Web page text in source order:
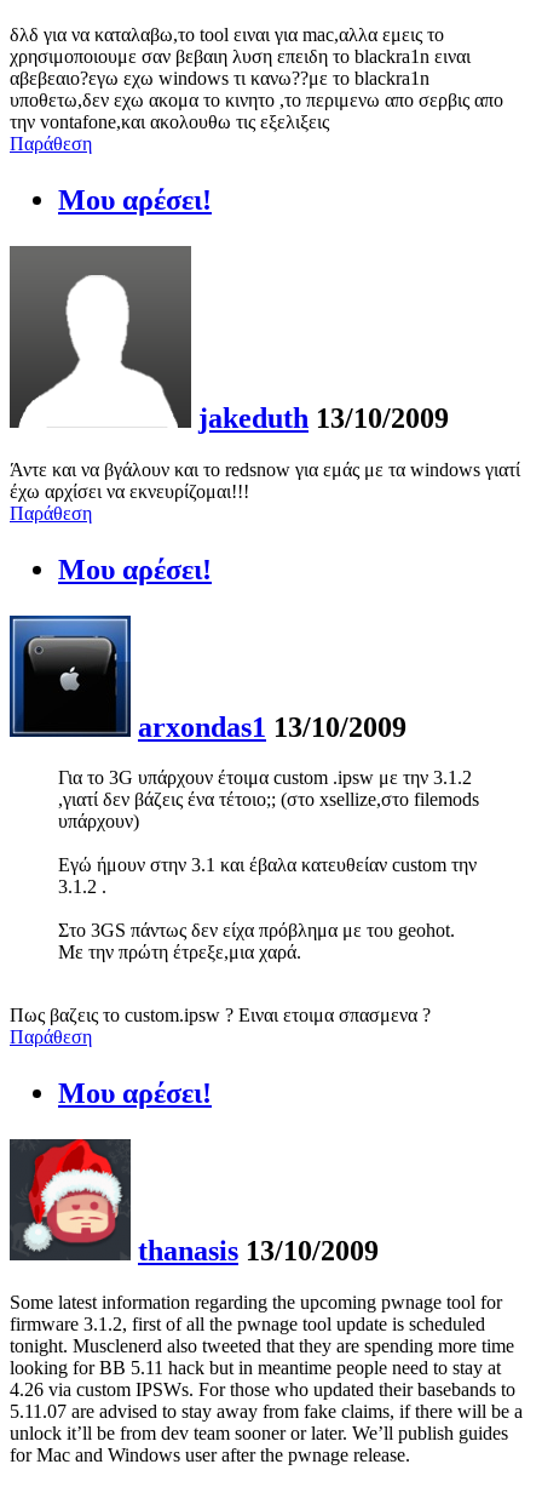
δλδ για να καταλαβω,το tool ειναι για mac,αλλα εμεις το
χρησιμοποιουμε σαν βεβαιη λυση επειδη το blackra1n ειναι
αβεβεαιο?εγω εχω windows τι κανω??με το blackra1n
υποθετω,δεν εχω ακομα το κινητο ,το περιμενω απο σερβις απο
την vontafone,και ακολουθω τις εξελιξεις
Παράθεση
Μου αρέσει!
jakeduth 13/10/2009
Άντε και να βγάλουν και το redsnow για εμάς με τα windows γιατί
έχω αρχίσει να εκνευρίζομαι!!!
Παράθεση
Μου αρέσει!
arxondas1 13/10/2009
Για το 3G υπάρχουν έτοιμα custom .ipsw με την 3.1.2
,γιατί δεν βάζεις ένα τέτοιο;; (στο xsellize,στο filemods
υπάρχουν)
Εγώ ήμουν στην 3.1 και έβαλα κατευθείαν custom την
3.1.2 .
Στο 3GS πάντως δεν είχα πρόβλημα με του geohot.
Με την πρώτη έτρεξε,μια χαρά.
Πως βαζεις το custom.ipsw ? Ειναι ετοιμα σπασμενα ?
Παράθεση
Μου αρέσει!
thanasis 13/10/2009
Some latest information regarding the upcoming pwnage tool for
firmware 3.1.2, first of all the pwnage tool update is scheduled
tonight. Musclenerd also tweeted that they are spending more time
looking for BB 5.11 hack but in meantime people need to stay at
4.26 via custom IPSWs. For those who updated their basebands to
5.11.07 are advised to stay away from fake claims, if there will be a
unlock it’ll be from dev team sooner or later. We’ll publish guides
for Mac and Windows user after the pwnage release.